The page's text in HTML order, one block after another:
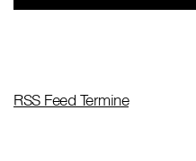
RSS Feed Termine